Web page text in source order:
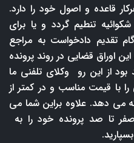
قاعده و اصول خود را دارد.
تنطیم گردد و یا برای
تقدیم دادخواست به مراجع
اوراق قضایی در روند پرونده
بود از این رو وکلای تلفنی ما
با قیمت مناسب و در کمتر از
می دهد. علاوه براین شما می
صفر تا صد پرونده خود را به